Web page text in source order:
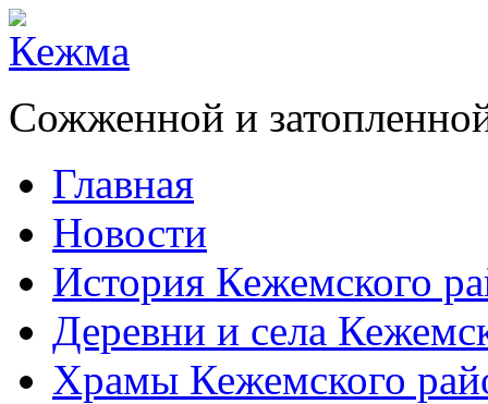
Сожженной и
Главная
Новости
История Кежемского
Деревни и села
Храмы Кежемского